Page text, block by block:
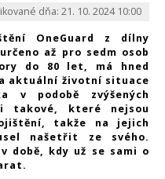
dňa: 21. 10. 2024 10:00
OneGuard z dílny
až pro sedm osob
do 80 let, má hned
aktuální životní situace
podobě zvýšených
takové, které nejsou
takže na jejich
našetřit ze svého.
době, kdy už se sami o